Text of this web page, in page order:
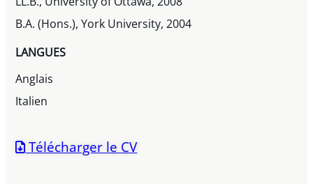
B.A. (Hons.), York University, 2004
LANGUES
Anglais
Italien
Télécharger le CV